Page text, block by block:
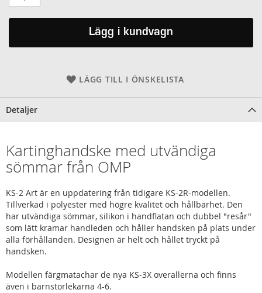
Lägg i kundvagn
LÄGG TILL I ÖNSKELISTA
Detaljer
Kartinghandske med utvändiga
sömmar från OMP
KS-2 Art är en uppdatering från tidigare KS-2R-modellen.
Tillverkad i polyester med högre kvalitet och hållbarhet. Den
har utvändiga sömmar, silikon i handflatan och dubbel "resår"
som lätt kramar handleden och håller handsken på plats under
alla förhållanden. Designen är helt och hållet tryckt på
handsken.
Modellen färgmatachar de nya KS-3X overallerna och finns
även i barnstorlekarna 4-6.